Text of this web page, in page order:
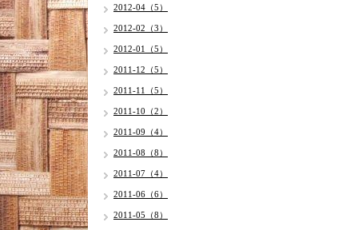
2012-04（5）
2012-02（3）
2012-01（5）
2011-12（5）
2011-11（5）
2011-10（2）
2011-09（4）
2011-08（8）
2011-07（4）
2011-06（6）
2011-05（8）